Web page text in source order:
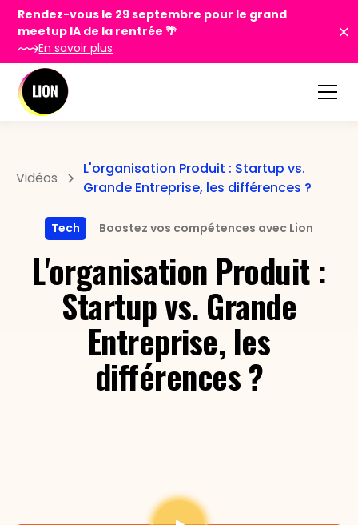
Rendez-vous le 29 septembre pour le grand
meetup IA de la rentrée 🌴
En savoir plus
Vidéos
L'organisation Produit : Startup vs.
Grande Entreprise, les différences ?
Tech Boostez vos compétences avec Lion
L'organisation Produit :
Startup vs. Grande
Entreprise, les
différences ?